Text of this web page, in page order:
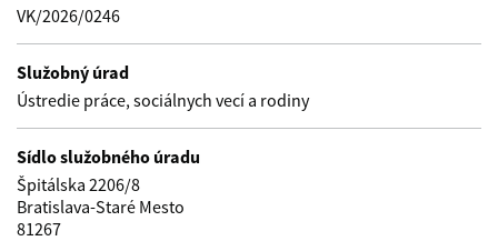
VK/2026/0246
Služobný úrad
Ústredie práce, sociálnych vecí a rodiny
Sídlo služobného úradu
Špitálska 2206/8
Bratislava-Staré Mesto
81267